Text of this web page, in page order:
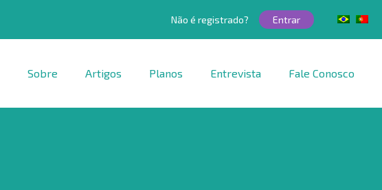
Não é registrado? Entrar
Sobre Artigos Planos Entrevista Fale Conosco